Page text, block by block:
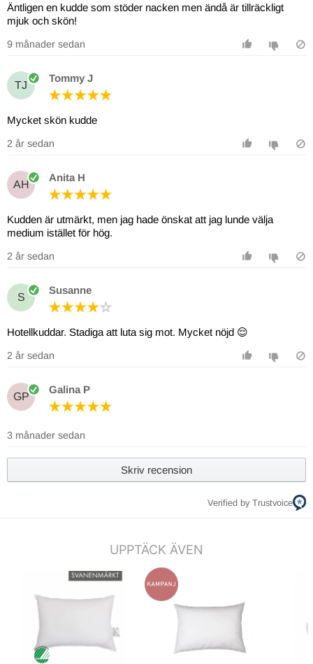
Äntligen en kudde som stöder nacken men ändå är tillräckligt
mjuk och skön!
9 månader sedan
TJ
Tommy J
Mycket skön kudde
2 år sedan
AH
Anita H
Kudden är utmärkt, men jag hade önskat att jag lunde välja
medium istället för hög.
2 år sedan
S
Susanne
Hotellkuddar. Stadiga att luta sig mot. Mycket nöjd 😌
2 år sedan
GP
Galina P
3 månader sedan
Skriv recension
Verified by Trustvoice
UPPTÄCK ÄVEN